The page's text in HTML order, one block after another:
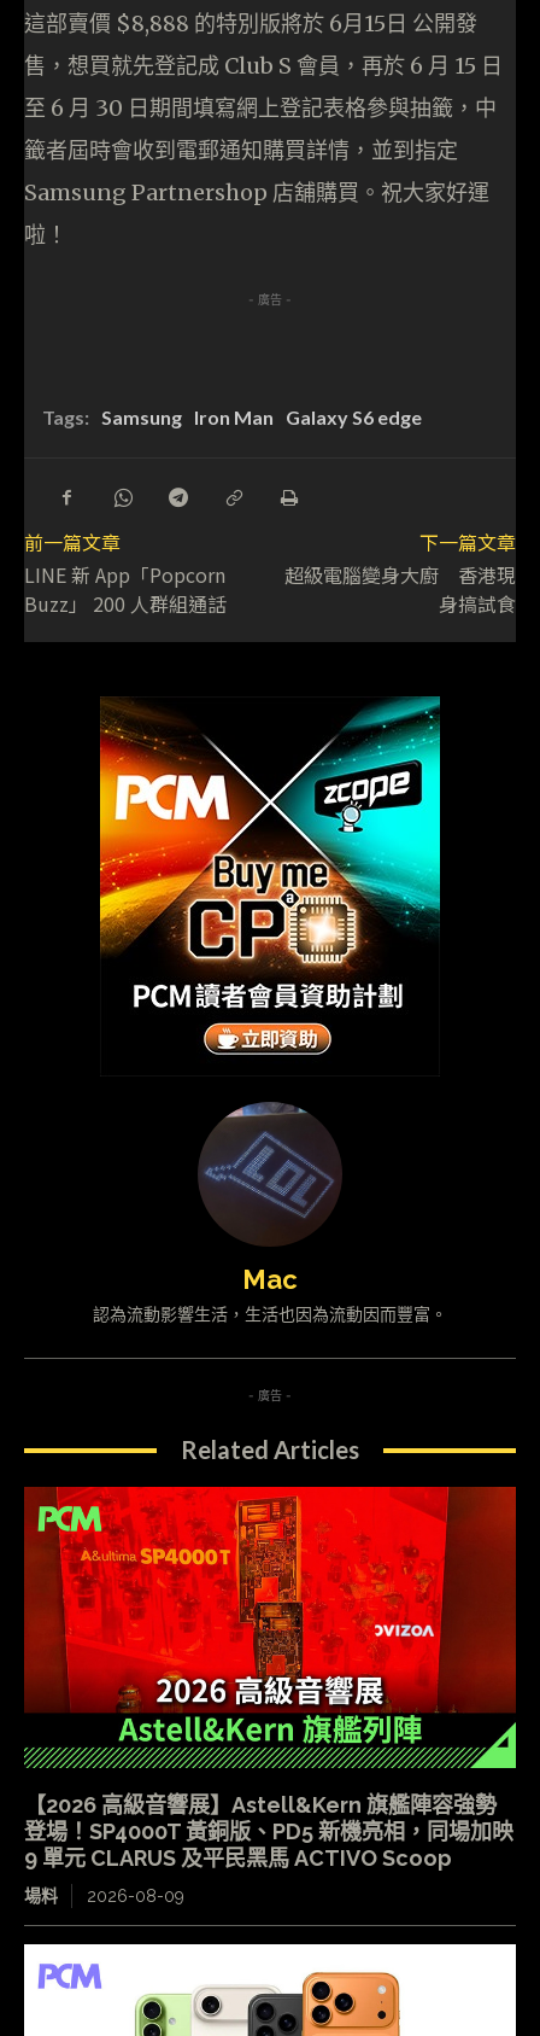
這部賣價 $8,888 的特別版將於 6月15日 公開發
售，想買就先登記成 Club S 會員，再於 6 月 15 日
至 6 月 30 日期間填寫網上登記表格參與抽籤，中
籤者屆時會收到電郵通知購買詳情，並到指定
Samsung Partnershop 店舖購買。祝大家好運
啦！
- 廣告 -
Tags: Samsung Iron Man Galaxy S6 edge
前一篇文章
LINE 新 App「Popcorn
Buzz」 200 人群組通話
下一篇文章
超級電腦變身大廚 香港現
身搞試食
Mac
認為流動影響生活，生活也因為流動因而豐富。
- 廣告 -
Related Articles
【2026 高級音響展】Astell&Kern 旗艦陣容強勢
登場！SP4000T 黃銅版、PD5 新機亮相，同場加映
9 單元 CLARUS 及平民黑馬 ACTIVO Scoop
場料 2026-08-09